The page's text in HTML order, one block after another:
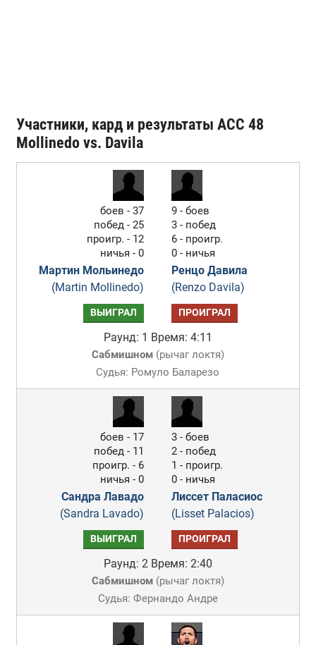
Участники, кард и результаты ACC 48
Mollinedo vs. Davila
боев - 37
побед - 25
проигр. - 12
ничья - 0
Мартин Мольинедо
(Martin Mollinedo)
9 - боев
3 - побед
6 - проигр.
0 - ничья
Ренцо Давила
(Renzo Davila)
ВЫИГРАЛ ПРОИГРАЛ
Раунд: 1 Время: 4:11
Сабмишном(рычаг локтя)
Судья: Ромуло Баларезо
боев - 17
побед - 11
проигр. - 6
ничья - 0
Сандра Лавадо
(Sandra Lavado)
3 - боев
2 - побед
1 - проигр.
0 - ничья
Лиссет Паласиос
(Lisset Palacios)
ВЫИГРАЛ ПРОИГРАЛ
Раунд: 2 Время: 2:40
Сабмишном(рычаг локтя)
Судья: Фернандо Андре